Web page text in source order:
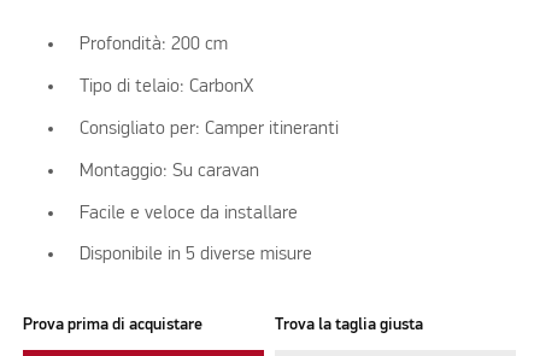
Profondità: 200 cm
Tipo di telaio: CarbonX
Consigliato per: Camper itineranti
Montaggio: Su caravan
Facile e veloce da installare
Disponibile in 5 diverse misure
Prova prima di acquistare Trova la taglia giusta